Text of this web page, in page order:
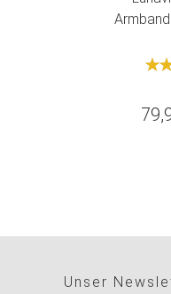
Unser